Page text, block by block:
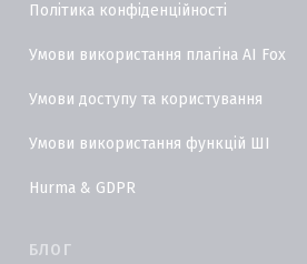
Політика конфіденційності
Умови використання плагіна AI Fox
Умови доступу та користування
Умови використання функцій ШІ
Hurma & GDPR
БЛОГ